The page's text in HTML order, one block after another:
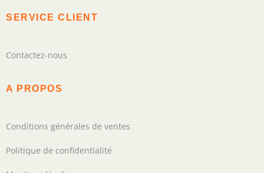
SERVICE CLIENT
Contactez-nous
A PROPOS
Conditions générales de ventes
Politique de confidentialité